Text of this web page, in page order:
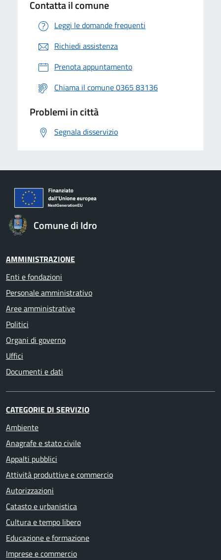
Contatta il comune
Leggi le domande frequenti
Richiedi assistenza
Prenota appuntamento
Chiama il comune 0365 83136
Problemi in città
Segnala disservizio
Comune di Idro
AMMINISTRAZIONE
Enti e fondazioni
Personale amministrativo
Aree amministrative
Politici
Organi di governo
Uffici
Documenti e dati
CATEGORIE DI SERVIZIO
Ambiente
Anagrafe e stato civile
Appalti pubblici
Attività produttive e commercio
Autorizzazioni
Catasto e urbanistica
Cultura e tempo libero
Educazione e formazione
Imprese e commercio